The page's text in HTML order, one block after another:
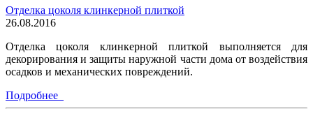
Отделка цоколя клинкерной плиткой
26.08.2016
Отделка цоколя клинкерной плиткой выполняется для
декорирования и защиты наружной части дома от воздействия
осадков и механических повреждений.
Подробнее